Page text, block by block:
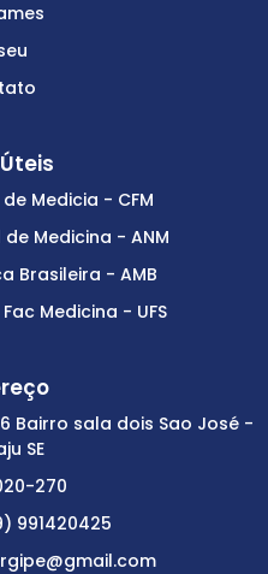
Medicia - CFM
Medicina - ANM
Brasileira - AMB
Medicina - UFS
Bairro sala dois Sao José -
SE
270
991420425